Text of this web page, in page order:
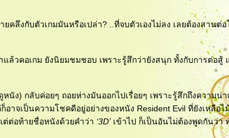
ยคลึงกับตัวเกมมันหรือเปล่า? ..ที่จบตัวเองไม่ลง เลยต้องสานต่
ล้วคอเกม ยังนิยมชมชอบ เพราะรู้สึกว่ายังสนุก ทั้งกับการต่อสู้
ง) กลับค่อยๆ ถอยห่างมันออกไปเรื่อยๆ เพราะรู้สึกถึงความน่
าจเป็นความโชคดีอยู่อย่างของหนัง Resident Evil ที่ยังเหลือไ
ต่ต่อท้ายชื่อหนังด้วยคำว่า ‘3D’เข้าไป ก็เป็นอันไม่ต้องพูดกันว่า